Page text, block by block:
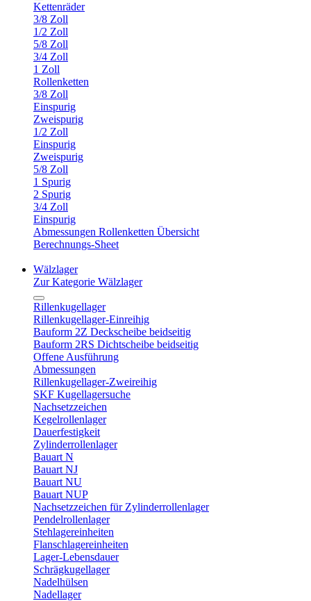
Kettenräder
3/8 Zoll
1/2 Zoll
5/8 Zoll
3/4 Zoll
1 Zoll
Rollenketten
3/8 Zoll
Einspurig
Zweispurig
1/2 Zoll
Einspurig
Zweispurig
5/8 Zoll
1 Spurig
2 Spurig
3/4 Zoll
Einspurig
Abmessungen Rollenketten Übersicht
Berechnungs-Sheet
Wälzlager
Zur Kategorie Wälzlager
Rillenkugellager
Rillenkugellager-Einreihig
Bauform 2Z Deckscheibe beidseitig
Bauform 2RS Dichtscheibe beidseitig
Offene Ausführung
Abmessungen
Rillenkugellager-Zweireihig
SKF Kugellagersuche
Nachsetzzeichen
Kegelrollenlager
Dauerfestigkeit
Zylinderrollenlager
Bauart N
Bauart NJ
Bauart NU
Bauart NUP
Nachsetzzeichen für Zylinderrollenlager
Pendelrollenlager
Stehlagereinheiten
Flanschlagereinheiten
Lager-Lebensdauer
Schrägkugellager
Nadelhülsen
Nadellager